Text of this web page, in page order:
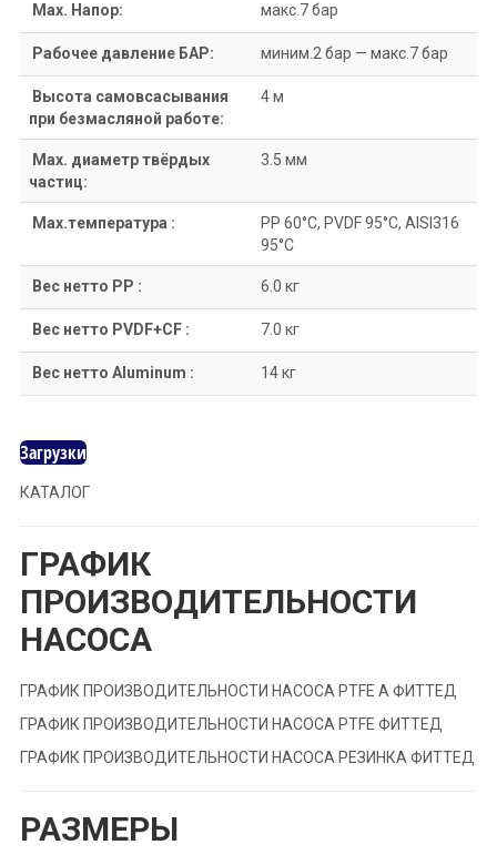
Max. Напор: макс.7 бар
Рабочее давление БАР: миним.2 бар — макс.7 бар
Высота самовсасывания
при безмасляной работе:
4 м
Max. диаметр твёрдых
частиц:
3.5 мм
Max.температура :
PP 60°C, PVDF 95°C, AISI316
95°C
Вес нетто PP : 6.0 кг
Вес нетто PVDF+CF : 7.0 кг
Вес нетто Aluminum : 14 кг
Загрузки
КАТАЛОГ
ГРАФИК
ПРОИЗВОДИТЕЛЬНОСТИ
НАСОСА
ГРАФИК ПРОИЗВОДИТЕЛЬНОСТИ НАСОСА PTFE A ФИТТЕД
ГРАФИК ПРОИЗВОДИТЕЛЬНОСТИ НАСОСА PTFE ФИТТЕД
ГРАФИК ПРОИЗВОДИТЕЛЬНОСТИ НАСОСА РЕЗИНКА ФИТТЕД
РАЗМЕРЫ